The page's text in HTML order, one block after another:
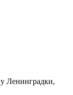
Ленинградки,